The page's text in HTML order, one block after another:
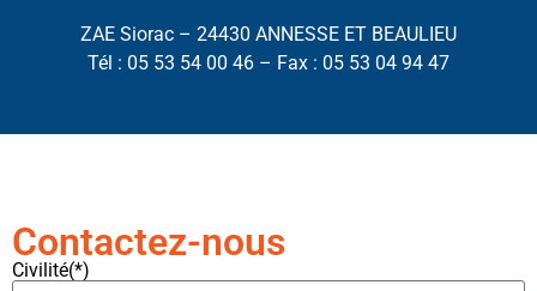
ZAE Siorac – 24430 ANNESSE ET BEAULIEU
Tél : 05 53 54 00 46 – Fax : 05 53 04 94 47
Contactez-nous
Civilité(*)